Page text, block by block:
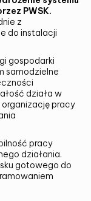
PWSK.
z
do instalacji
gospodarki
samodzielne
działa w
pracy
pracy
działania.
gotowego do